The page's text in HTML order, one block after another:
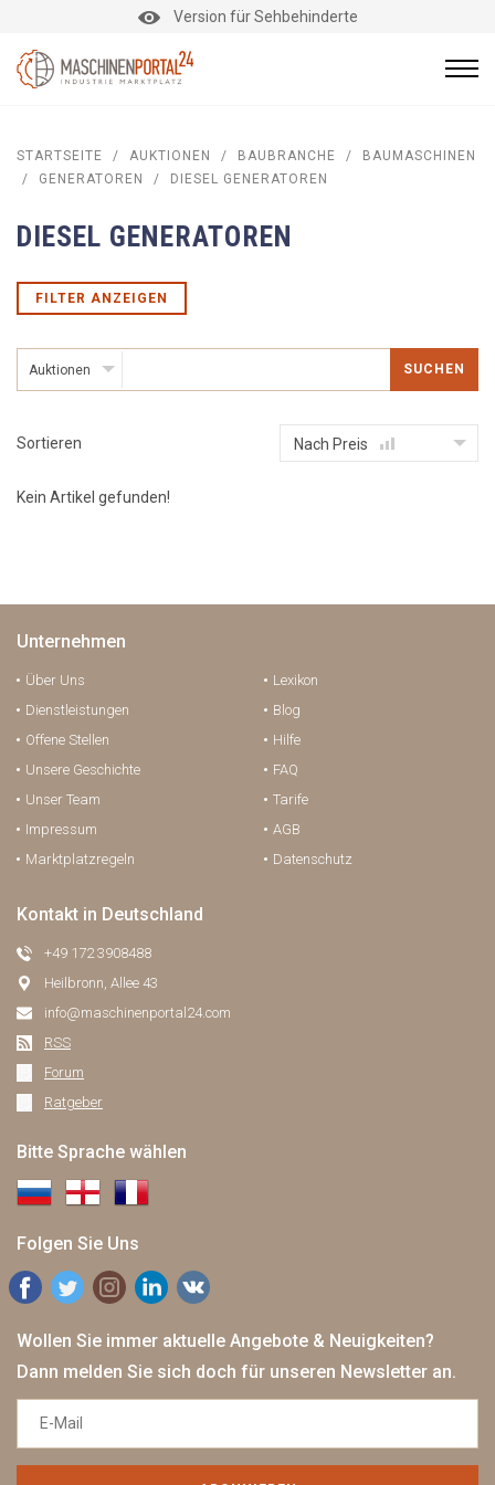
Version für Sehbehinderte
STARTSEITE / AUKTIONEN / BAUBRANCHE /
BAUMASCHINEN
/
GENERATOREN / DIESEL GENERATOREN
DIESEL GENERATOREN
FILTER ANZEIGEN
Auktionen SUCHEN
Sortieren Nach Preis
Kein Artikel gefunden!
Unternehmen
Über Uns
Dienstleistungen
Offene Stellen
Unsere Geschichte
Unser Team
Impressum
Marktplatzregeln
Lexikon
Blog
Hilfe
FAQ
Tarife
AGB
Datenschutz
Kontakt in Deutschland
+49 172 3908488
Heilbronn, Allee 43
info@maschinenportal24.сom
RSS
Forum
Ratgeber
Bitte Sprache wählen
Folgen Sie Uns
Wollen Sie immer aktuelle Angebote & Neuigkeiten?
Dann melden Sie sich doch für unseren Newsletter an.